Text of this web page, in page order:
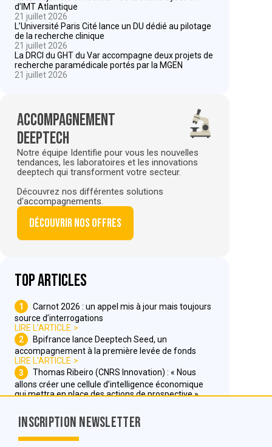
d’IMT Atlantique
21 juillet 2026
L’Université Paris Cité lance un DU dédié au pilotage
de la recherche clinique
21 juillet 2026
La DRCI du GHT du Var accompagne deux projets de
recherche paramédicale portés par la MGEN
21 juillet 2026
Accompagnement
deeptech
Notre équipe Identifie pour vous les nouvelles
tendances, les laboratoires et les innovations
deeptech qui transforment votre secteur.
Découvrez nos différentes solutions
d'accompagnements.
Découvrir nos offres
Top articles
1
Carnot 2026 : un appel mis à jour mais toujours
source d’interrogations
LIRE L'ARTICLE
2
Bpifrance lance Deeptech Seed, un
accompagnement à la première levée de fonds
LIRE L'ARTICLE
3
Thomas Ribeiro (CNRS Innovation) : « Nous
allons créer une cellule d’intelligence économique
qui mettra en place des actions de prospective »
Inscription Newsletter